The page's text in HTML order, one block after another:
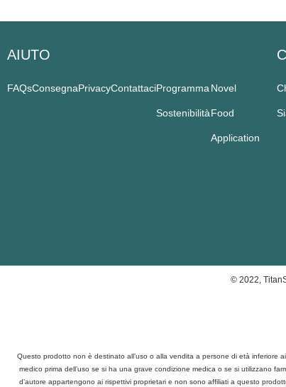
AIUTO
FAQsConsegnaPrivacyContattaciProgramma
Sostenibilità
Novel
Food
Application
© 2022,
Questo prodotto non è destinato all’uso o alla vendita a persone di età inferiore
medico prima dell’uso se si ha una grave condizione medica o se si utilizzano
d’autore appartengono ai rispettivi proprietari e non sono affiliati a questo